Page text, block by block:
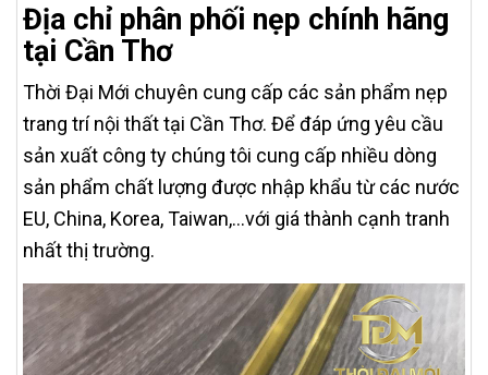
Địa chỉ phân phối nẹp chính hãng
tại Cần Thơ
Thời Đại Mới chuyên cung cấp các sản phẩm nẹp
trang trí nội thất tại Cần Thơ. Để đáp ứng yêu cầu
sản xuất công ty chúng tôi cung cấp nhiều dòng
sản phẩm chất lượng được nhập khẩu từ các nước
EU, China, Korea, Taiwan,…với giá thành cạnh tranh
nhất thị trường.